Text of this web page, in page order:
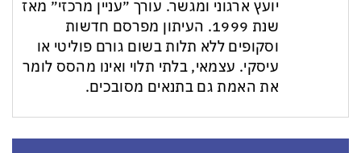
יועץ ארגוני ומגשר. עורך ״עניין מרכזי״ מאז
שנת 1999. העיתון מפרסם חדשות
וסקופים ללא תלות בשום גורם פוליטי או
עיסקי. עצמאי, בלתי תלוי ואינו מהסס לומר
את האמת גם בתנאים מסובכים.